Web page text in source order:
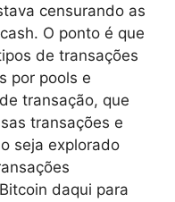
censurando as
O ponto é que
de transações
por pools e
transação, que
transações e
seja explorado
daqui para